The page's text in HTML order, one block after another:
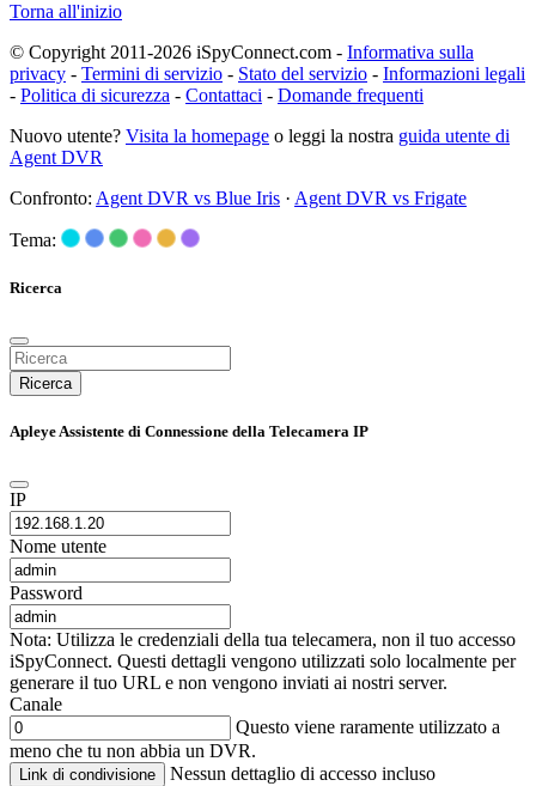
Torna all'inizio
© Copyright 2011-2026 iSpyConnect.com - Informativa sulla
privacy - Termini di servizio - Stato del servizio - Informazioni legali
- Politica di sicurezza - Contattaci - Domande frequenti
Nuovo utente? Visita la homepage o leggi la nostra guida utente di
Agent DVR
Confronto: Agent DVR vs Blue Iris · Agent DVR vs Frigate
Tema:
Ricerca
Ricerca
Apleye Assistente di Connessione della Telecamera IP
IP
Nome utente
Password
Nota: Utilizza le credenziali della tua telecamera, non il tuo accesso
iSpyConnect. Questi dettagli vengono utilizzati solo localmente per
generare il tuo URL e non vengono inviati ai nostri server.
Canale
Questo viene raramente utilizzato a
meno che tu non abbia un DVR.
Link di condivisione Nessun dettaglio di accesso incluso